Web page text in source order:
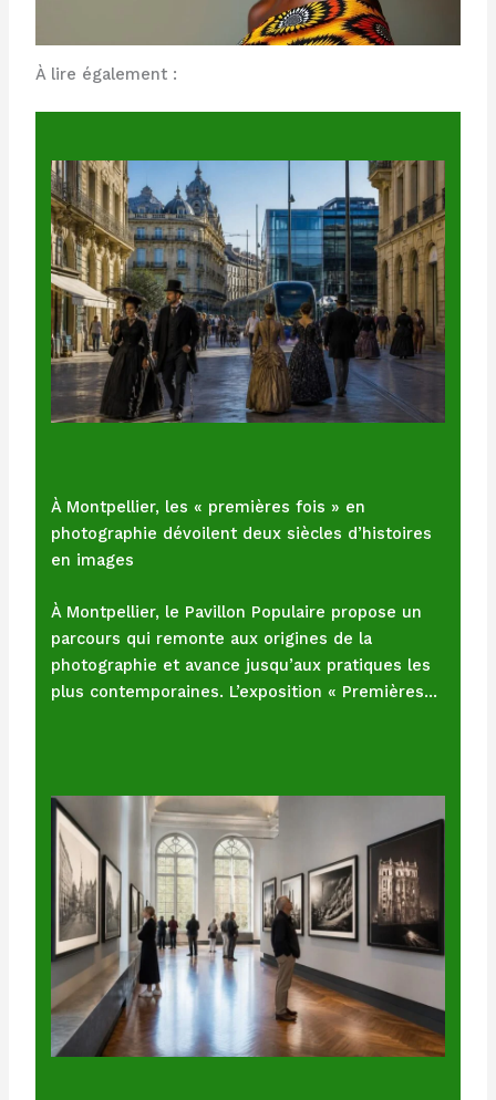
À lire également :
À Montpellier, les « premières fois » en
photographie dévoilent deux siècles d’histoires
en images
À Montpellier, le Pavillon Populaire propose un
parcours qui remonte aux origines de la
photographie et avance jusqu’aux pratiques les
plus contemporaines. L’exposition « Premières…